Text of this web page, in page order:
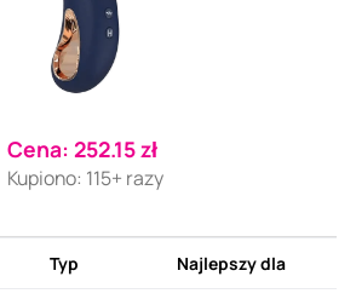
Cena: 252.15 zł
Kupiono: 115+ razy
Typ Najlepszy dla